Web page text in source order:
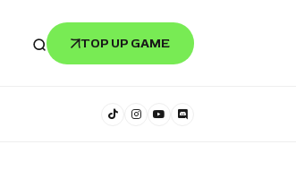
TOP UP GAME